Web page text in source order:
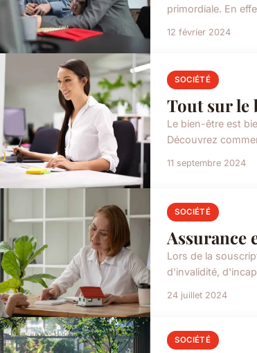
primordiale. En
12 février 2024
SOCIÉTÉ
Tout sur le
Le bien-être est
Découvrez
11 septembre 2024
SOCIÉTÉ
Assurance
Lors de la
d'invalidité,
24 juillet 2024
SOCIÉTÉ